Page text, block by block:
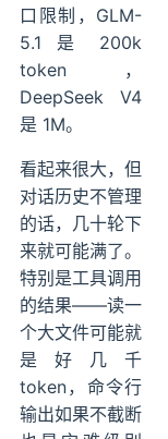
口限制，GLM-
5.1 是 200k
token，
DeepSeek V4
是 1M。
看起来很大，但
对话历史不管理
的话，几十轮下
来就可能满了。
特别是工具调用
的结果——读一
个大文件可能就
是好几千
token，命令行
输出如果不截断